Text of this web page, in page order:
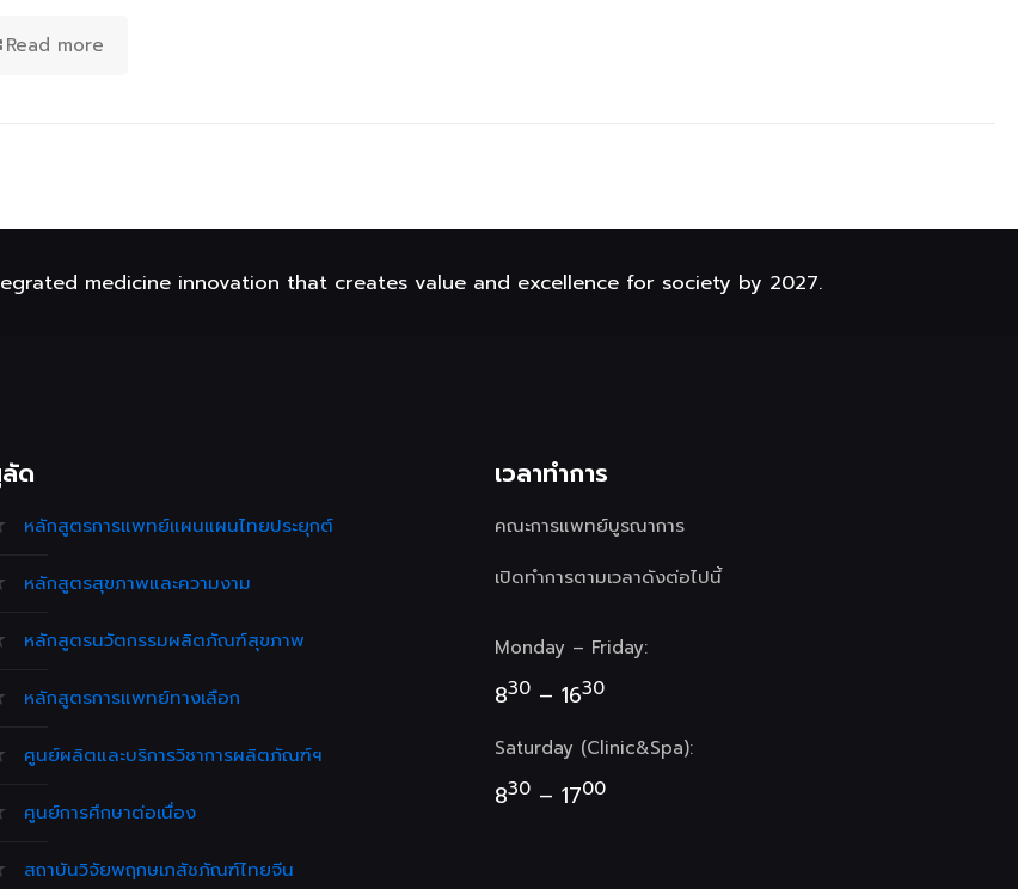
Read more
medicine innovation that creates value and excellence for society by 2027.
ด
หลักสูตรการแพทย์แผนแผนไทยประยุกต์
หลักสูตรสุขภาพและความงาม
หลักสูตรนวัตกรรมผลิตภัณฑ์สุขภาพ
หลักสูตรการแพทย์ทางเลือก
ศูนย์ผลิตและบริการวิชาการผลิตภัณฑ์ฯ
ศูนย์การศึกษาต่อเนื่อง
สถาบันวิจัยพฤกษเภสัชภัณฑ์ไทยจีน
เวลาทำการ
คณะการแพทย์บูรณาการ
เปิดทำการตามเวลาดังต่อไปนี้
Monday – Friday:
830– 1630
Saturday (Clinic&Spa):
830– 1700